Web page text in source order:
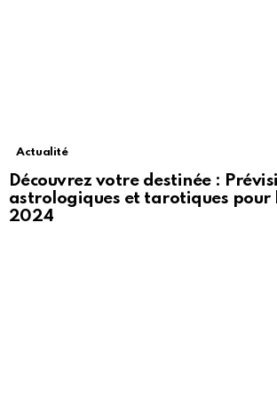
Actualité
Découvrez votre destinée :
astrologiques et tarotiques pour
2024